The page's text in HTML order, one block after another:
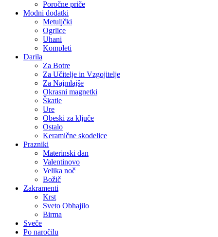
Poročne priče
Modni dodatki
Metuljčki
Ogrlice
Uhani
Kompleti
Darila
Za Botre
Za Učitelje in Vzgojitelje
Za Najmlajše
Okrasni magnetki
Škatle
Ure
Obeski za ključe
Ostalo
Keramične skodelice
Prazniki
Materinski dan
Valentinovo
Velika noč
Božič
Zakramenti
Krst
Sveto Obhajilo
Birma
Sveče
Po naročilu